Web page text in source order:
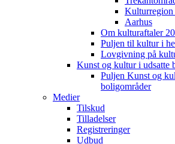
Aarhus
Om kulturaftaler
Puljen til kultur i
Lovgivning på
Kunst og kultur i udsatte
Puljen Kunst og
boligområder
Medier
Tilskud
Tilladelser
Registreringer
Udbud